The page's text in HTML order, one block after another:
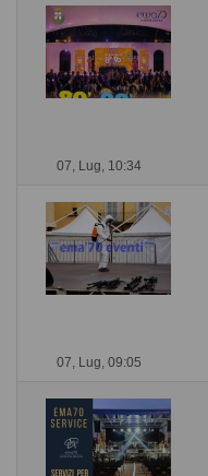
07, Lug, 10:34
07, Lug, 09:05